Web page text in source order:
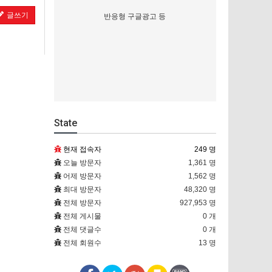
글쓰기 반응형 구글광고 등
State
현재 접속자
249 명
오늘 방문자
1,361 명
어제 방문자
1,562 명
최대 방문자
48,320 명
전체 방문자
927,953 명
전체 게시물
0 개
전체 댓글수
0 개
전체 회원수
13 명